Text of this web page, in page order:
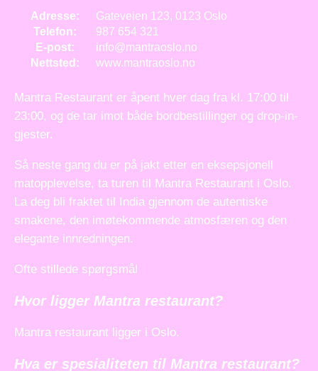
Adresse:
Gateveien 123, 0123 Oslo
Telefon:
987 654 321
E-post:
info@mantraoslo.no
Nettsted:
www.mantraoslo.no
Mantra Restaurant er åpent hver dag fra kl. 17:00 til
23:00, og de tar imot både bordbestillinger og drop-in-
gjester.
Så neste gang du er på jakt etter en eksepsjonell
matopplevelse, ta turen til Mantra Restaurant i Oslo.
La deg bli fraktet til India gjennom de autentiske
smakene, den imøtekommende atmosfæren og den
elegante innredningen.
Ofte stillede spørgsmål
Hvor ligger Mantra restaurant?
Mantra restaurant ligger i Oslo.
Hva er spesialiteten til Mantra restaurant?